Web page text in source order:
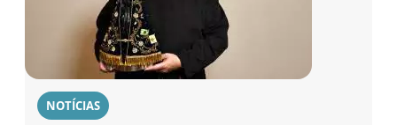
NOTÍCIAS